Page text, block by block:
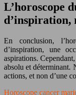
L’horoscope
d’inspiration,
En conclusion,
d’inspiration, une
aspirations.
absolu et déterminant.
actions, et non d’une
Horoscope cancer